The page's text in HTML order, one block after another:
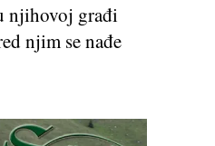
njihovoj građi
njim se nađe